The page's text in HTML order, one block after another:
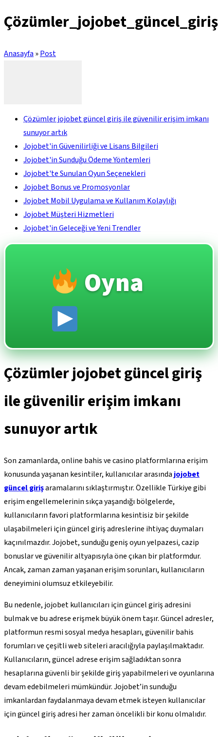
Anasayfa »Post
Çözümler jojobet güncel giriş ile güvenilir erişim imkanı
sunuyor artık
Jojobet'in Güvenilirliği ve Lisans Bilgileri
Jojobet'in Sunduğu Ödeme Yöntemleri
Jojobet'te Sunulan Oyun Seçenekleri
Jojobet Bonus ve Promosyonlar
Jojobet Mobil Uygulama ve Kullanım Kolaylığı
Jojobet Müşteri Hizmetleri
Jojobet'in Geleceği ve Yeni Trendler
Oyna
Çözümler jojobet güncel giriş
ile güvenilir erişim imkanı
sunuyor artık
Son zamanlarda, online bahis ve casino platformlarına erişim
konusunda yaşanan kesintiler, kullanıcılar arasında jojobet
güncel girişaramalarını sıklaştırmıştır. Özellikle Türkiye gibi
erişim engellemelerinin sıkça yaşandığı bölgelerde,
kullanıcıların favori platformlarına kesintisiz bir şekilde
ulaşabilmeleri için güncel giriş adreslerine ihtiyaç duymaları
kaçınılmazdır. Jojobet, sunduğu geniş oyun yelpazesi, cazip
bonuslar ve güvenilir altyapısıyla öne çıkan bir platformdur.
Ancak, zaman zaman yaşanan erişim sorunları, kullanıcıların
deneyimini olumsuz etkileyebilir.
Bu nedenle, jojobet kullanıcıları için güncel giriş adresini
bulmak ve bu adrese erişmek büyük önem taşır. Güncel adresler,
platformun resmi sosyal medya hesapları, güvenilir bahis
forumları ve çeşitli web siteleri aracılığıyla paylaşılmaktadır.
Kullanıcıların, güncel adrese erişim sağladıktan sonra
hesaplarına güvenli bir şekilde giriş yapabilmeleri ve oyunlarına
devam edebilmeleri mümkündür. Jojobet’in sunduğu
imkanlardan faydalanmaya devam etmek isteyen kullanıcılar
için güncel giriş adresi her zaman öncelikli bir konu olmalıdır.